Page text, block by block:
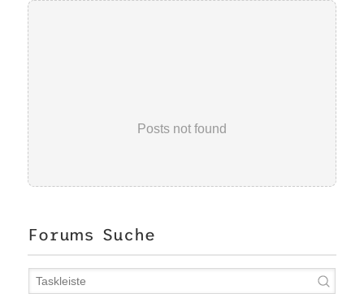
Posts not found
Forums Suche